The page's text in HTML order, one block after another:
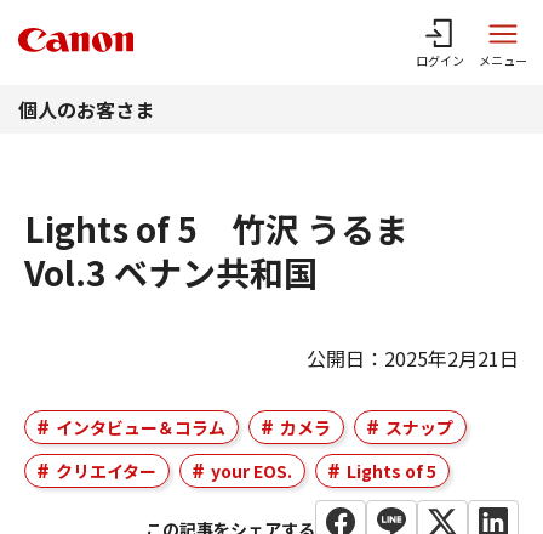
ログイン メニュー
個人のお客さま
Lights of 5 竹沢 うるま
Vol.3 ベナン共和国
公開日：2025年2月21日
インタビュー＆コラム カメラ
スナップ
クリエイター
your EOS. Lights of 5